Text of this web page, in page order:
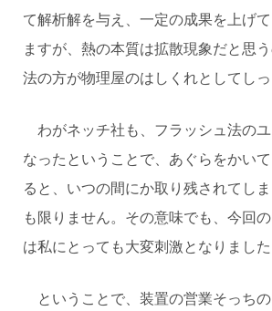
て解析解を与え、一定の成果を上げ
ますが、熱の本質は拡散現象だと思
法の方が物理屋のはしくれとしてしっ
わがネッチ社も、フラッシュ法のユ
なったということで、あぐらをかい
ると、いつの間にか取り残されてし
も限りません。その意味でも、今
は私にとっても大変刺激となりました
ということで、装置の営業そっち